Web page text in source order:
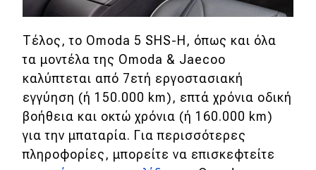
Τέλος, το Omoda 5 SHS-H, όπως και όλα
τα μοντέλα της Omoda & Jaecoo
καλύπτεται από 7ετή εργοστασιακή
εγγύηση (ή 150.000 km), επτά χρόνια οδική
βοήθεια και οκτώ χρόνια (ή 160.000 km)
για την μπαταρία. Για περισσότερες
πληροφορίες, μπορείτε να επισκεφτείτε